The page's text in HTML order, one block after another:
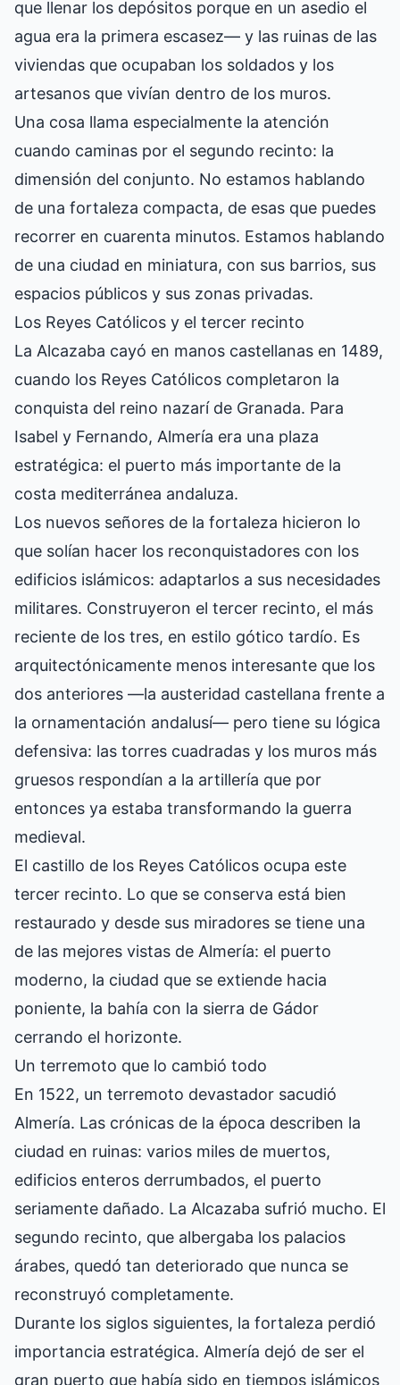
que llenar los depósitos porque en un asedio el
agua era la primera escasez— y las ruinas de las
viviendas que ocupaban los soldados y los
artesanos que vivían dentro de los muros.
Una cosa llama especialmente la atención
cuando caminas por el segundo recinto: la
dimensión del conjunto. No estamos hablando
de una fortaleza compacta, de esas que puedes
recorrer en cuarenta minutos. Estamos hablando
de una ciudad en miniatura, con sus barrios, sus
espacios públicos y sus zonas privadas.
Los Reyes Católicos y el tercer recinto
La Alcazaba cayó en manos castellanas en 1489,
cuando los Reyes Católicos completaron la
conquista del reino nazarí de Granada. Para
Isabel y Fernando, Almería era una plaza
estratégica: el puerto más importante de la
costa mediterránea andaluza.
Los nuevos señores de la fortaleza hicieron lo
que solían hacer los reconquistadores con los
edificios islámicos: adaptarlos a sus necesidades
militares. Construyeron el tercer recinto, el más
reciente de los tres, en estilo gótico tardío. Es
arquitectónicamente menos interesante que los
dos anteriores —la austeridad castellana frente a
la ornamentación andalusí— pero tiene su lógica
defensiva: las torres cuadradas y los muros más
gruesos respondían a la artillería que por
entonces ya estaba transformando la guerra
medieval.
El castillo de los Reyes Católicos ocupa este
tercer recinto. Lo que se conserva está bien
restaurado y desde sus miradores se tiene una
de las mejores vistas de Almería: el puerto
moderno, la ciudad que se extiende hacia
poniente, la bahía con la sierra de Gádor
cerrando el horizonte.
Un terremoto que lo cambió todo
En 1522, un terremoto devastador sacudió
Almería. Las crónicas de la época describen la
ciudad en ruinas: varios miles de muertos,
edificios enteros derrumbados, el puerto
seriamente dañado. La Alcazaba sufrió mucho. El
segundo recinto, que albergaba los palacios
árabes, quedó tan deteriorado que nunca se
reconstruyó completamente.
Durante los siglos siguientes, la fortaleza perdió
importancia estratégica. Almería dejó de ser el
gran puerto que había sido en tiempos islámicos